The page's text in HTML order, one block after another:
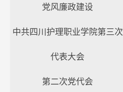
党风廉政建设
中共四川护理职业学院第三次
代表大会
第二次党代会